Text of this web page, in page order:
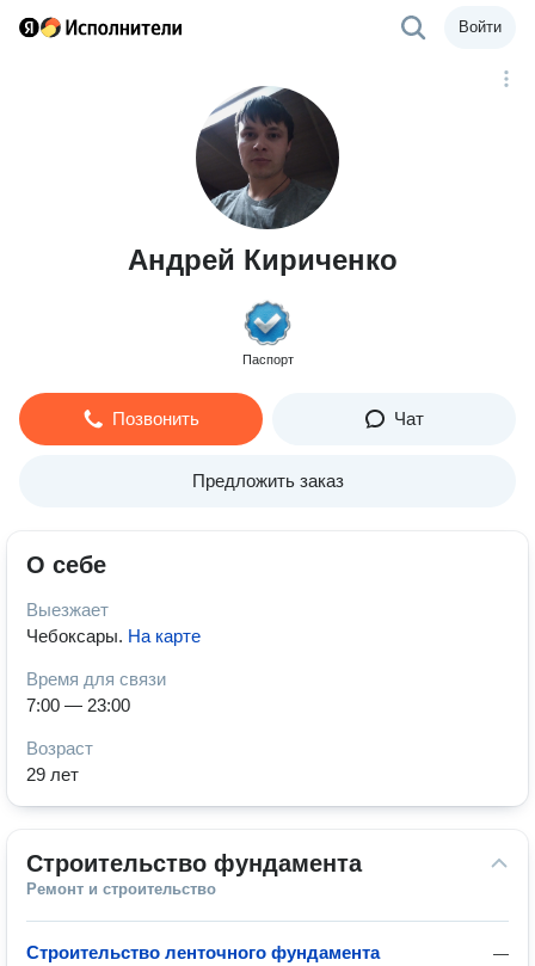
Войти
Андрей Кириченко
Паспорт
Позвонить Чат
Предложить заказ
О себе
Выезжает
Чебоксары. На карте
Время для связи
7:00 — 23:00
Возраст
29 лет
Строительство фундамента
Ремонт и строительство
—
Строительство ленточного фундамента